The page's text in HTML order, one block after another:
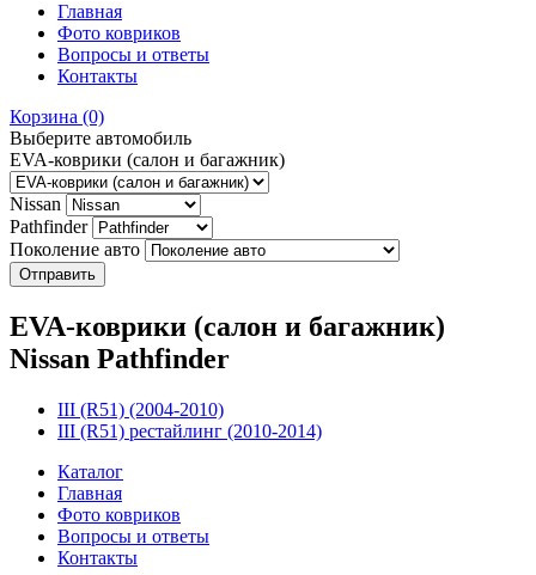
Главная
Фото ковриков
Вопросы и ответы
Контакты
Корзина (0)
Выберите автомобиль
EVA-коврики (салон и багажник)
Nissan
Pathfinder
Поколение авто
EVA-коврики (салон и багажник)
Nissan Pathfinder
III (R51) (2004-2010)
III (R51) рестайлинг (2010-2014)
Каталог
Главная
Фото ковриков
Вопросы и ответы
Контакты